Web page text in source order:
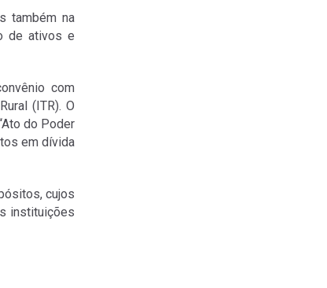
também na
de ativos e
com
(ITR). O
do Poder
em dívida
cujos
instituições